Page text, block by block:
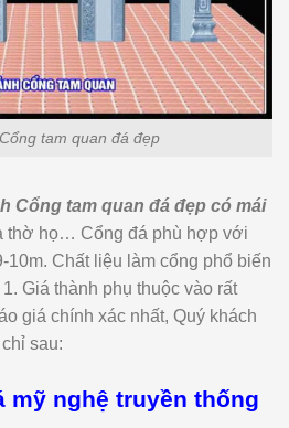
tam quan đá đẹp
Cổng tam quan đá đẹp có mái
thờ họ… Cổng đá phù hợp với
Chất liệu làm cổng phổ biến
Giá thành phụ thuộc vào rất
giá chính xác nhất, Quý khách
sau:
mỹ nghệ truyền thống